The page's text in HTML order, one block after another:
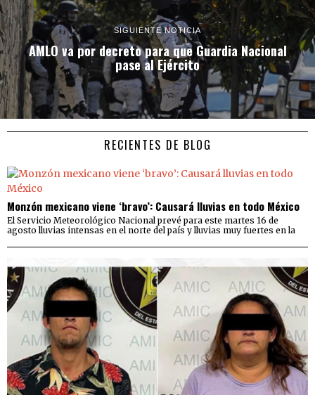
SIGUIENTE NOTICIA
AMLO va por decreto para que Guardia Nacional
pase al Ejército
RECIENTES DE BLOG
Monzón mexicano viene ‘bravo’: Causará lluvias en todo México
El Servicio Meteorológico Nacional prevé para este martes 16 de
agosto lluvias intensas en el norte del país y lluvias muy fuertes en la